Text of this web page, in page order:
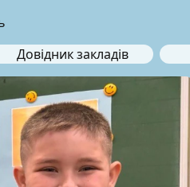
Довідник закладів